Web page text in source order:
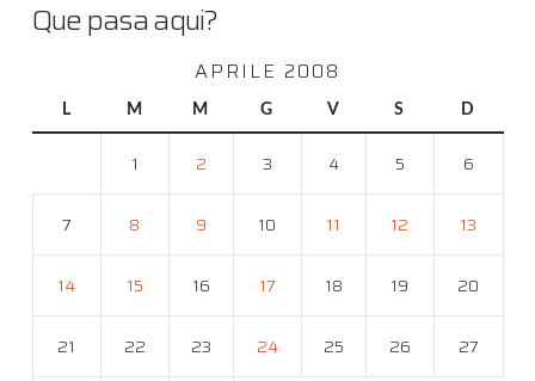
Que pasa aqui?
APRILE 2008
L M M G V S D
1 2 3 4 5 6
7 8 9 10 11 12 13
14 15 16 17 18 19 20
21 22 23 24 25 26 27